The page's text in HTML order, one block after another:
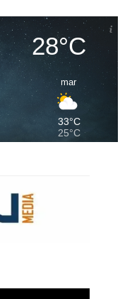
28°C
mar
33°C
25°C